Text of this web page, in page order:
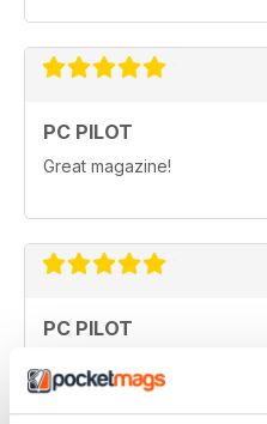
PC PILOT
Great magazine!
PC PILOT
Very high quality flight sim
any simmer!